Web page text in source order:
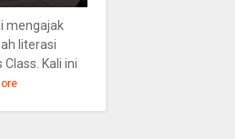
mengajak
literasi
Kali ini